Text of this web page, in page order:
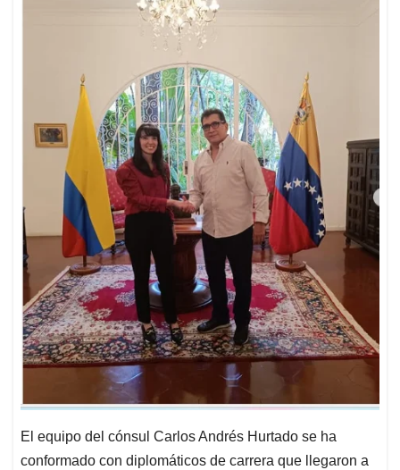
El equipo del cónsul Carlos Andrés Hurtado se ha
conformado con diplomáticos de carrera que llegaron a